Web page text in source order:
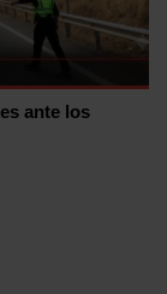
ante los